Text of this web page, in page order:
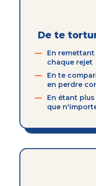
De te
En
chaque rejet
En te
en perdre
En étant
que